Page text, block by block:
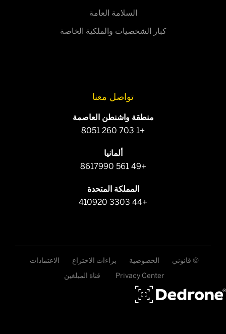
السلامة العامة
كبار الشخصيات والملكية الخاصة
تواصل معنا
منطقة واشنطن العاصمة
+1 703 260 8051
ألمانيا
+49 561 8617990
المملكة المتحدة
+44 3303 410920
© قانوني الخصوصية براءات الاختراع
الاعتمادات
Privacy Center
قناة المبلغين